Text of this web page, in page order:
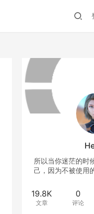
所以当你迷茫的时
己，因为不被使用
19.8K
文章
0
评论